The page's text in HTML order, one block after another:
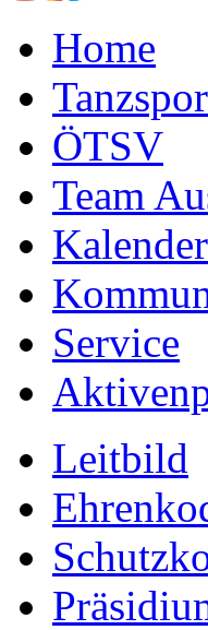
Home
ÖTSV
Team
Kalender
Service
Leitbild